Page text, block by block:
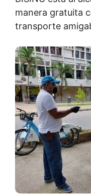
manera gratuita
transporte